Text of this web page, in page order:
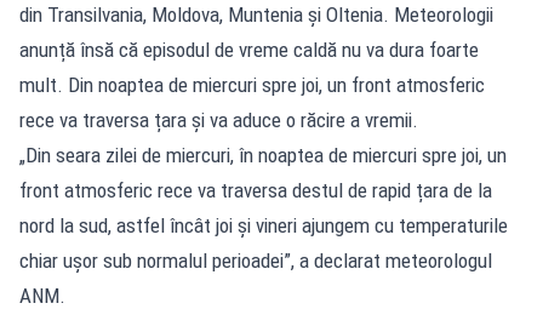
din Transilvania, Moldova, Muntenia și Oltenia. Meteorologii
anunță însă că episodul de vreme caldă nu va dura foarte
mult. Din noaptea de miercuri spre joi, un front atmosferic
rece va traversa țara și va aduce o răcire a vremii.
„Din seara zilei de miercuri, în noaptea de miercuri spre joi, un
front atmosferic rece va traversa destul de rapid țara de la
nord la sud, astfel încât joi și vineri ajungem cu temperaturile
chiar ușor sub normalul perioadei”, a declarat meteorologul
ANM.